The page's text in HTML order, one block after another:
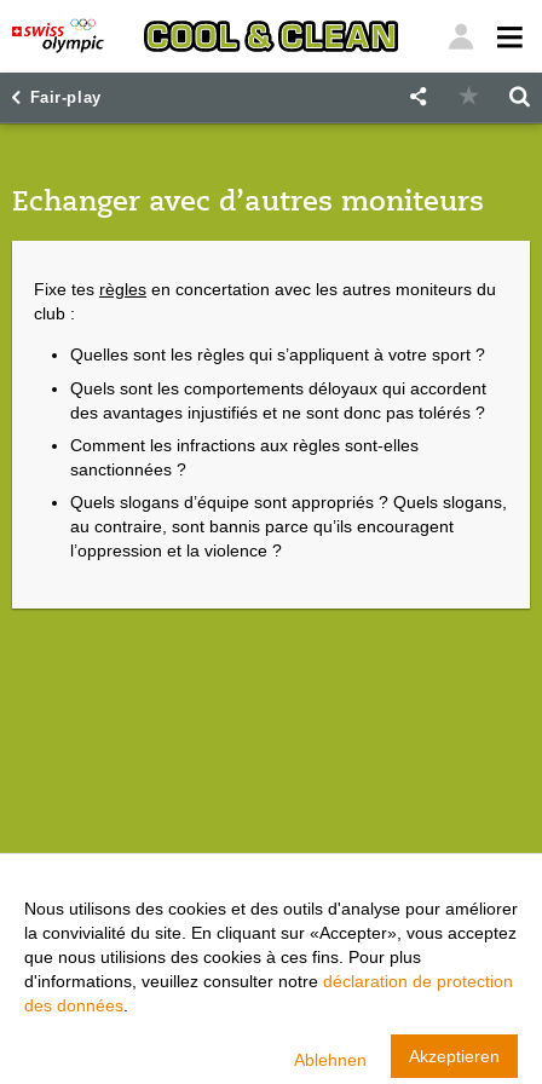
Fair-play
Echanger avec d’autres moniteurs
Fixe tes règles en concertation avec les autres moniteurs du
club :
Quelles sont les règles qui s’appliquent à votre sport ?
Quels sont les comportements déloyaux qui accordent
des avantages injustifiés et ne sont donc pas tolérés ?
Comment les infractions aux règles sont-elles
sanctionnées ?
Quels slogans d’équipe sont appropriés ? Quels slogans,
au contraire, sont bannis parce qu’ils encouragent
l’oppression et la violence ?
Nous utilisons des cookies et des outils d'analyse pour améliorer
la convivialité du site. En cliquant sur «Accepter», vous acceptez
que nous utilisions des cookies à ces fins. Pour plus
d'informations, veuillez consulter notre déclaration de protection
des données
Ablehnen Akzeptieren
AFFICHER